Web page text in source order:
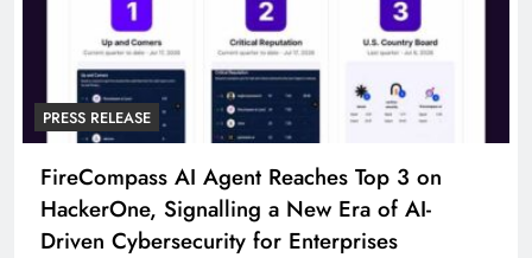
PRESS RELEASE
FireCompass AI Agent Reaches Top 3 on
HackerOne, Signalling a New Era of AI-
Driven Cybersecurity for Enterprises